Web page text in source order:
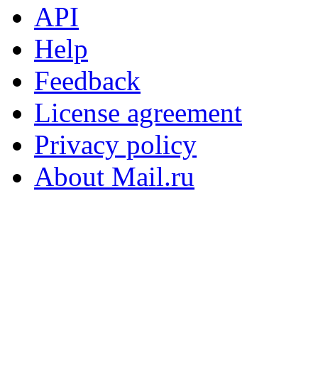
API
Help
Feedback
License agreement
Privacy policy
About Mail.ru